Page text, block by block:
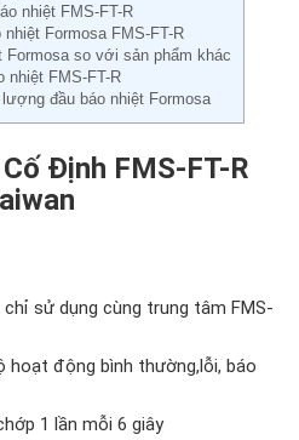
nhiệt FMS-FT-R
Formosa FMS-FT-R
Formosa so với sản phẩm khác
nhiệt FMS-FT-R
đầu báo nhiệt Formosa
Định FMS-FT-R
sử dụng cùng trung tâm FMS-
hoạt động bình thường,lỗi, báo
1 lần mỗi 6 giây